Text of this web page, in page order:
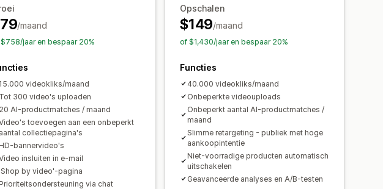
/maand
jaar en bespaar 20%
15.000 videokliks/maand
Tot 300 video's uploaden
20 AI-productmatches / maand
toevoegen aan een onbeperkt
aantal collectiepagina's
bannervideo's
insluiten in e-mail
by video'-pagina
via chat
Opschalen
$149/maand
of $1,430/jaar en bespaar 20%
Functies
40.000 videokliks/maand
Onbeperkte videouploads
Onbeperkt aantal AI-productmatches /
maand
Slimme retargeting - publiek met hoge
aankoopintentie
Niet-voorradige producten automatisch
uitschakelen
Geavanceerde analyses en A/B-testen